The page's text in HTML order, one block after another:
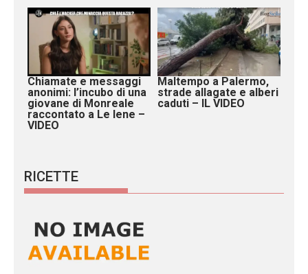
Chiamate e messaggi
anonimi: l’incubo di una
giovane di Monreale
raccontato a Le Iene –
VIDEO
Maltempo a Palermo,
strade allagate e alberi
caduti – IL VIDEO
RICETTE